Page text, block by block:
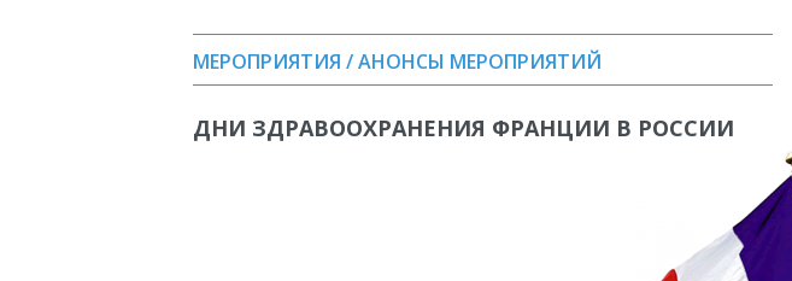
МЕРОПРИЯТИЯ / АНОНСЫ МЕРОПРИЯТИЙ
ДНИ ЗДРАВООХРАНЕНИЯ ФРАНЦИИ В РОССИИ